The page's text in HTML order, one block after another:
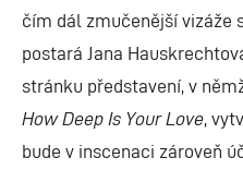
čím dál zmučenější vizáže
postará Jana
stránku představení, v
How Deep Is Your Love,
bude v inscenaci zároveň